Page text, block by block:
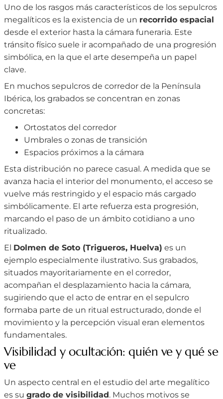
Uno de los rasgos más característicos de los sepulcros
megalíticos es la existencia de un recorrido espacial
desde el exterior hasta la cámara funeraria. Este
tránsito físico suele ir acompañado de una progresión
simbólica, en la que el arte desempeña un papel
clave.
En muchos sepulcros de corredor de la Península
Ibérica, los grabados se concentran en zonas
concretas:
Ortostatos del corredor
Umbrales o zonas de transición
Espacios próximos a la cámara
Esta distribución no parece casual. A medida que se
avanza hacia el interior del monumento, el acceso se
vuelve más restringido y el espacio más cargado
simbólicamente. El arte refuerza esta progresión,
marcando el paso de un ámbito cotidiano a uno
ritualizado.
El Dolmen de Soto (Trigueros, Huelva) es un
ejemplo especialmente ilustrativo. Sus grabados,
situados mayoritariamente en el corredor,
acompañan el desplazamiento hacia la cámara,
sugiriendo que el acto de entrar en el sepulcro
formaba parte de un ritual estructurado, donde el
movimiento y la percepción visual eran elementos
fundamentales.
Visibilidad y ocultación: quién ve y qué se
ve
Un aspecto central en el estudio del arte megalítico
es su grado de visibilidad. Muchos motivos se